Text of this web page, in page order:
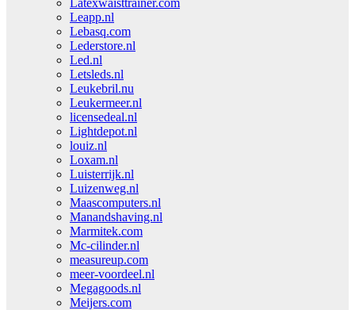
Latexwaisttrainer.com
Leapp.nl
Lebasq.com
Lederstore.nl
Led.nl
Letsleds.nl
Leukebril.nu
Leukermeer.nl
licensedeal.nl
Lightdepot.nl
louiz.nl
Loxam.nl
Luisterrijk.nl
Luizenweg.nl
Maascomputers.nl
Manandshaving.nl
Marmitek.com
Mc-cilinder.nl
measureup.com
meer-voordeel.nl
Megagoods.nl
Meijers.com